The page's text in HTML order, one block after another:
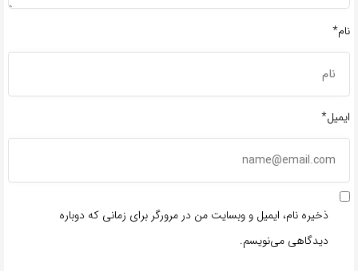
نام*
ایمیل*
ذخیره نام، ایمیل و وبسایت من در مرورگر برای زمانی که دوباره
دیدگاهی می‌نویسم.